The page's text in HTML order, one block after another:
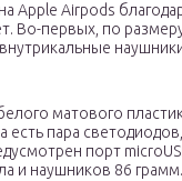
Apple Airpods
Во-первых, по
матового
есть пара
порт
и наушников 86